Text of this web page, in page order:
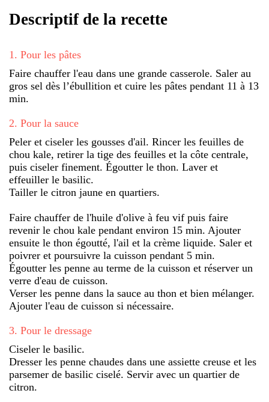
Descriptif de la recette
1 . Pour les pâtes
Faire chauffer l'eau dans une grande casserole. Saler au
gros sel dès l’ébullition et cuire les pâtes pendant 11 à 13
min.
2. Pour la sauce
Peler et ciseler les gousses d'ail. Rincer les feuilles de
chou kale, retirer la tige des feuilles et la côte centrale,
puis ciseler finement. Égoutter le thon. Laver et
effeuiller le basilic.
Tailler le citron jaune en quartiers.
Faire chauffer de l'huile d'olive à feu vif puis faire
revenir le chou kale pendant environ 15 min. Ajouter
ensuite le thon égoutté, l'ail et la crème liquide. Saler et
poivrer et poursuivre la cuisson pendant 5 min.
Égoutter les penne au terme de la cuisson et réserver un
verre d'eau de cuisson.
Verser les penne dans la sauce au thon et bien mélanger.
Ajouter l'eau de cuisson si nécessaire.
3. Pour le dressage
Ciseler le basilic.
Dresser les penne chaudes dans une assiette creuse et les
parsemer de basilic ciselé. Servir avec un quartier de
citron.